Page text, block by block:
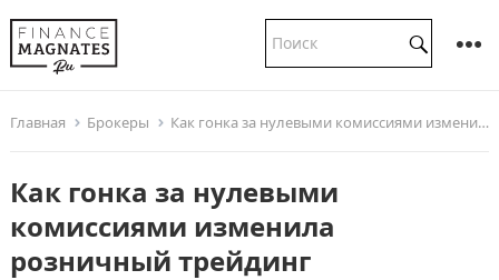
Главная Брокеры Как гонка за нулевыми комиссиями изменила розничный трейдинг
Как гонка за нулевыми
комиссиями изменила
розничный трейдинг